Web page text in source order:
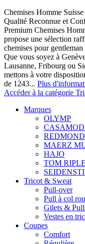
Chemises Homme Suisse
Qualité Reconnue et
Premium Chemises
propose une sélection
chemises pour gentleman
Que vous soyez à
Lausanne, Fribourg ou
mettons à votre
de 1243... Plus
Accéder à la catégorie
Marques
OLYMP
REDMOND
MAERZ
HAJO
TOM
Tricot & Sweat
Pull-over
Pull à col
Gilets &
Vestes en
Coupes
Comfort